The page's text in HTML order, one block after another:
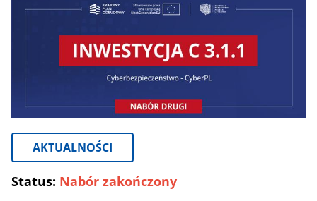
AKTUALNOŚCI
Status: Nabór zakończony